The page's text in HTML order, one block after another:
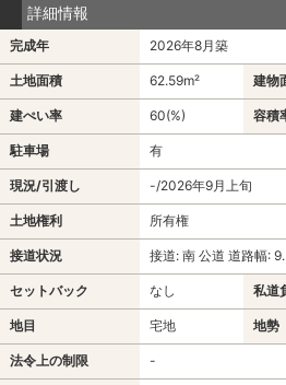
詳細情報
完成年 2026年8月築
土地面積 62.59m² 建物
建ぺい率 60(%) 容積
駐車場 有
現況/引渡し -/2026年9月上旬
土地権利 所有権
接道状況 接道: 南 公道 道路幅:
セットバック なし 私道
地目 宅地 地勢
法令上の制限 -